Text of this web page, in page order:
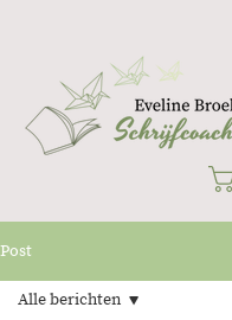
Post
Alle berichten